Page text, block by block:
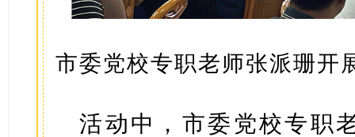
市委党校专职老师张派珊开
活动中，市委党校专职